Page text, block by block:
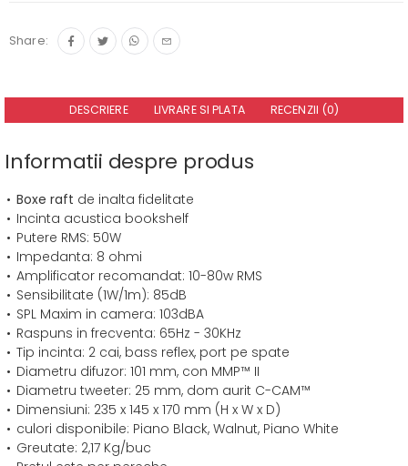
Share:
DESCRIERE LIVRARE SI PLATA RECENZII (0)
Informatii despre produs
Boxe raft de inalta fidelitate
Incinta acustica bookshelf
Putere RMS: 50W
Impedanta: 8 ohmi
Amplificator recomandat: 10-80w RMS
Sensibilitate (1W/1m): 85dB
SPL Maxim in camera: 103dBA
Raspuns in frecventa: 65Hz - 30KHz
Tip incinta: 2 cai, bass reflex, port pe spate
Diametru difuzor: 101 mm, con MMP™ II
Diametru tweeter: 25 mm, dom aurit C-CAM™
Dimensiuni: 235 x 145 x 170 mm (H x W x D)
culori disponibile: Piano Black, Walnut, Piano White
Greutate: 2,17 Kg/buc